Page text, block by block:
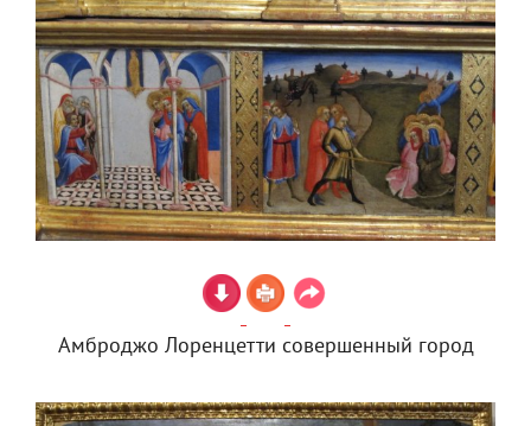
Амброджо Лоренцетти совершенный город